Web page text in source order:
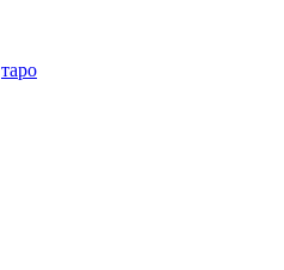
таро